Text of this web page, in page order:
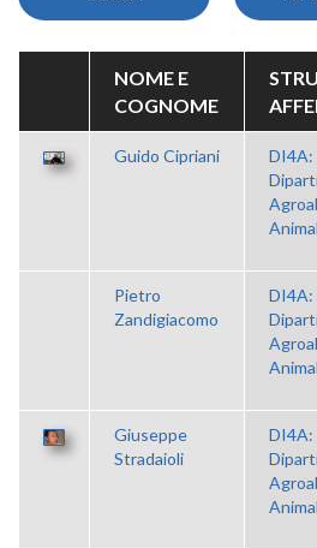
NOME E
COGNOME
Guido Cipriani
DI4A:
Pietro
Zandigiacomo
DI4A:
Giuseppe
Stradaioli
DI4A: